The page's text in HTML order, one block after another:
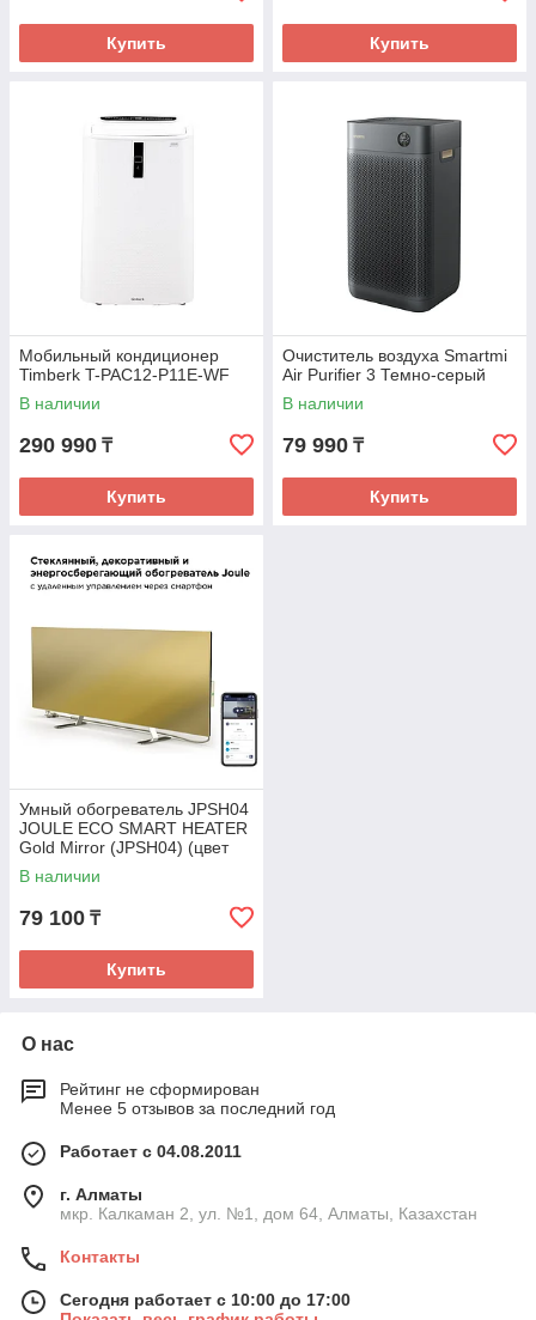
Купить Купить
Мобильный кондиционер
Timberk T-PAC12-P11E-WF
В наличии
290 990 ₸
Купить
Очиститель воздуха Smartmi
Air Purifier 3 Темно-серый
В наличии
79 990 ₸
Купить
Умный обогреватель JPSH04
JOULE ECO SMART HEATER
Gold Mirror (JPSH04) (цвет
золото)
В наличии
79 100 ₸
Купить
О нас
Рейтинг не сформирован
Менее 5 отзывов за последний год
Работает с 04.08.2011
г. Алматы
мкр. Калкаман 2, ул. №1, дом 64, Алматы, Казахстан
Контакты
Сегодня работает с 10:00 до 17:00